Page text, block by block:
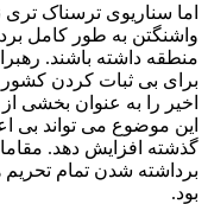
اما سناریوی ترسناک
واشنگتن به طور کامل
منطقه داشته باشند.
برای بی ثبات کردن کشور
اخیر را به عنوان بخشی
این موضوع می تواند بی
گذشته افزایش دهد.
برداشته شدن تمام
بود.